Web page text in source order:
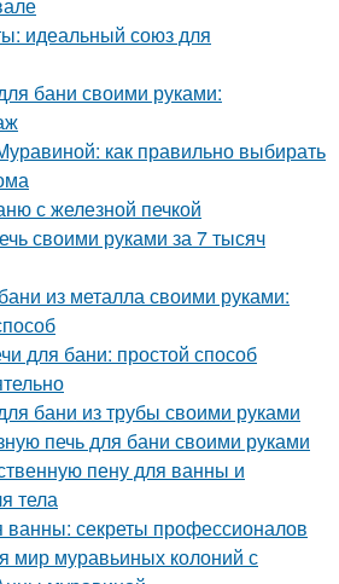
идеальный союз для
бани своими руками:
как правильно выбирать
с железной печкой
своими руками за 7 тысяч
из металла своими руками:
для бани: простой способ
бани из трубы своими руками
печь для бани своими руками
пену для ванны и
тела
ванны: секреты профессионалов
мир муравьиных колоний с